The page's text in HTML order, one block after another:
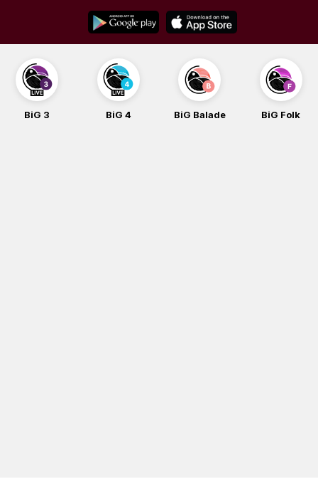
content
BiG 3 BiG 4 BiG Balade BiG Folk